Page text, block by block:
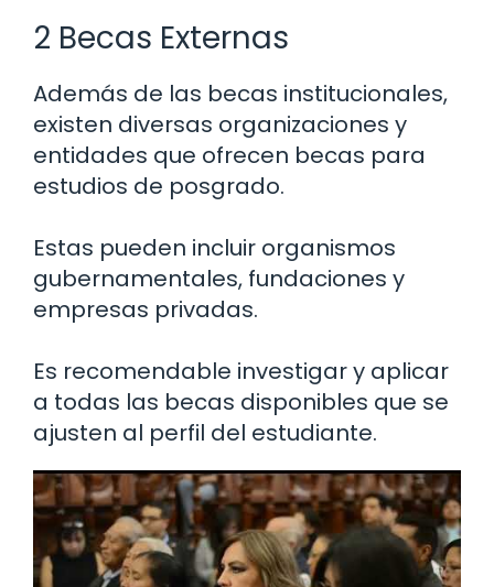
2 Becas Externas
Además de las becas institucionales,
existen diversas organizaciones y
entidades que ofrecen becas para
estudios de posgrado.
Estas pueden incluir organismos
gubernamentales, fundaciones y
empresas privadas.
Es recomendable investigar y aplicar
a todas las becas disponibles que se
ajusten al perfil del estudiante.